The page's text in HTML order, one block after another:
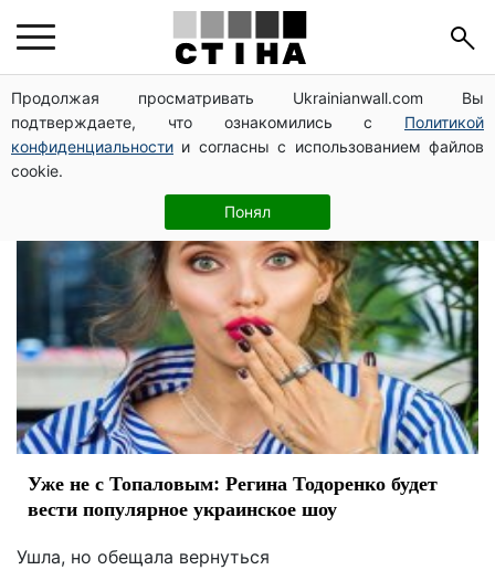
Продолжая просматривать Ukrainianwall.com Вы
подтверждаете, что ознакомились с Политикой
конфиденциальности и согласны с использованием файлов
cookie.
Понял
телеведущая
Уже не с Топаловым: Регина Тодоренко будет
вести популярное украинское шоу
Ушла, но обещала вернуться